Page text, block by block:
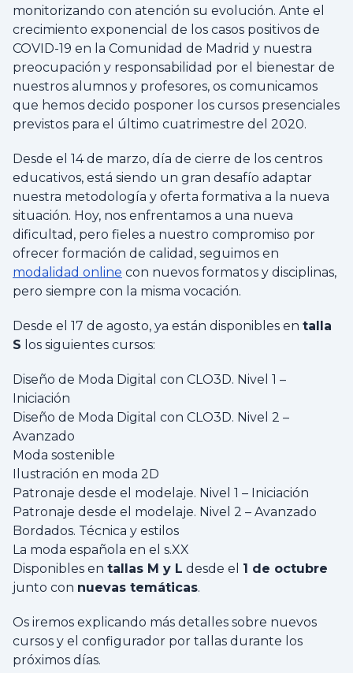
monitorizando con atención su evolución. Ante el
crecimiento exponencial de los casos positivos de
COVID-19 en la Comunidad de Madrid y nuestra
preocupación y responsabilidad por el bienestar de
nuestros alumnos y profesores, os comunicamos
que hemos decido posponer los cursos presenciales
previstos para el último cuatrimestre del 2020.
Desde el 14 de marzo, día de cierre de los centros
educativos, está siendo un gran desafío adaptar
nuestra metodología y oferta formativa a la nueva
situación. Hoy, nos enfrentamos a una nueva
dificultad, pero fieles a nuestro compromiso por
ofrecer formación de calidad, seguimos en
modalidad online con nuevos formatos y disciplinas,
pero siempre con la misma vocación.
Desde el 17 de agosto, ya están disponibles en talla
S los siguientes cursos:
Diseño de Moda Digital con CLO3D. Nivel 1 –
Iniciación
Diseño de Moda Digital con CLO3D. Nivel 2 –
Avanzado
Moda sostenible
Ilustración en moda 2D
Patronaje desde el modelaje. Nivel 1 – Iniciación
Patronaje desde el modelaje. Nivel 2 – Avanzado
Bordados. Técnica y estilos
La moda española en el s.XX
Disponibles en tallas M y L desde el 1 de octubre
junto con nuevas temáticas.
Os iremos explicando más detalles sobre nuevos
cursos y el configurador por tallas durante los
próximos días.